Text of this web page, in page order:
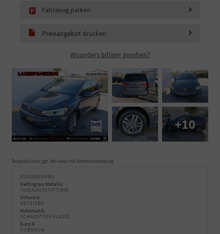
Fahrzeug parken
Preisangebot drucken
Woanders billiger gesehen?
+10
Beispielbilder, ggf. teilweise mit Sonderausstattung
AUSSENFARBE
Delfingrau Metallic
INNENAUSSTATTUNG
Schwarz
GETRIEBE
Automatik
SCHADSTOFFKLASSE
Euro 6
HUBRAUM